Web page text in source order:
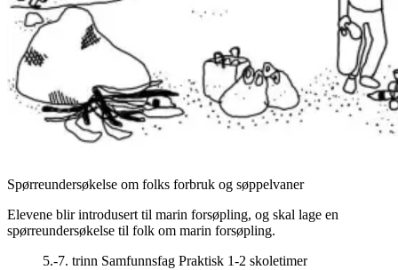
Spørreundersøkelse om folks forbruk og søppelvaner
Elevene blir introdusert til marin forsøpling, og skal lage en
spørreundersøkelse til folk om marin forsøpling.
5.-7. trinn Samfunnsfag Praktisk 1-2 skoletimer